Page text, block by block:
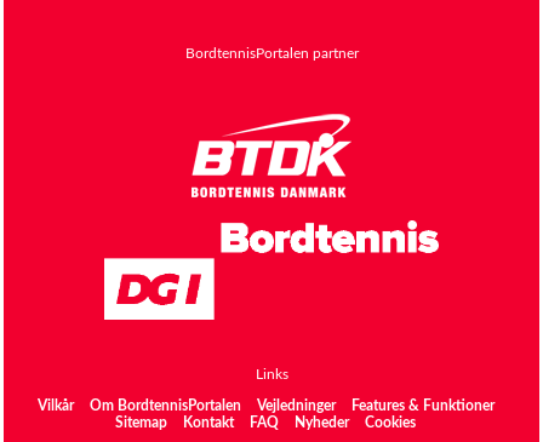
BordtennisPortalen partner
Links
Vilkår Om BordtennisPortalen Vejledninger
Features & Funktioner
Sitemap
Kontakt FAQ Nyheder Cookies